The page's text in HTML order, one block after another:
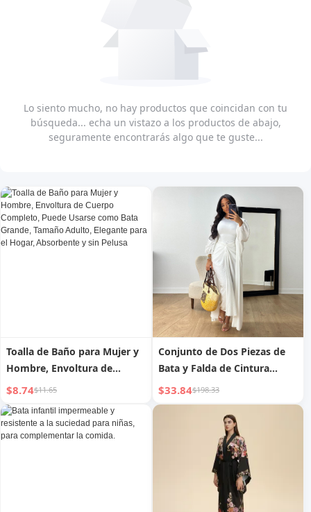
Lo siento mucho, no hay productos que coincidan con tu
búsqueda... echa un vistazo a los productos de abajo,
seguramente encontrarás algo que te guste...
Toalla de Baño para Mujer y
Hombre, Envoltura de
Cuerpo Completo, Puede
Usarse como Bata Grande,
Tamaño Adulto, Elegante
para el Hogar, Absorbente y
$8.74$11.65
Conjunto de Dos Piezas de
Bata y Falda de Cintura
Ajustada
$33.84$198.33